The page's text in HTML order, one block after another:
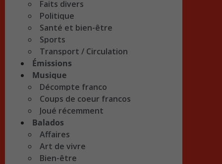
Faits divers
Politique
Santé et bien-être
Sports
Transport / Circulation
Émissions
Musique
Décompte franco
Coups de coeur francos
Joué récemment
Balados
Affaires
Art de vivre
Bien-être